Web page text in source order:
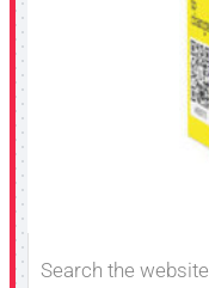
Search the website